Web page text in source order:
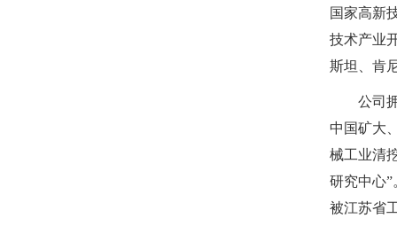
国家高新
技术产业
斯坦、肯
公司
中国矿大
械工业清
研究中心”
被江苏省